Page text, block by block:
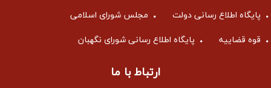
پایگاه اطلاع رسانی دولت مجلس شورای اسلامی
قوه قضاییه پایگاه اطلاع رسانی شورای نگهبان
ارتباط با ما